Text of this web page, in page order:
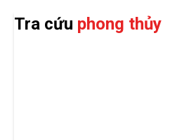
Tra cứu phong thủy